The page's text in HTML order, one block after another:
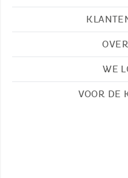
ONZE
ONS
WE
VOOR DE